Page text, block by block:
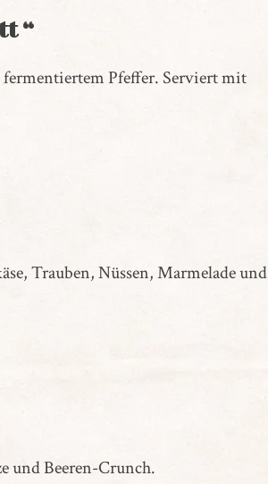
“
Pfeffer. Serviert mit
Trauben, Nüssen, Marmelade und
und Beeren-Crunch.